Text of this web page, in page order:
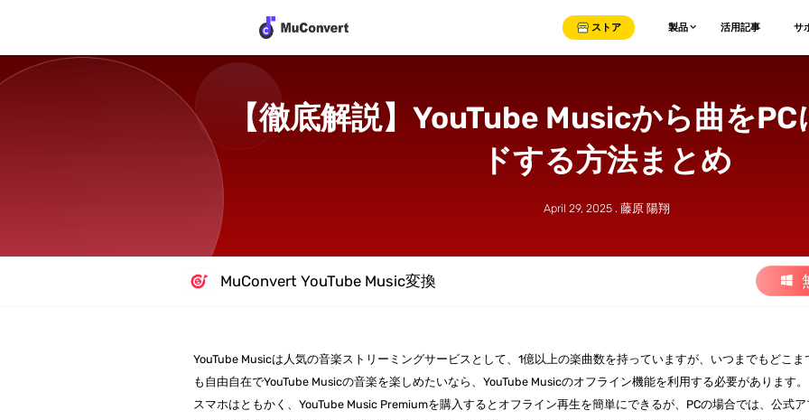
ストア 製品 活用記事 サ
【徹底解説】YouTube Musicから曲を
ドする方法まとめ
April 29, 2025 . 藤原 陽翔
MuConvert YouTube Music変換
YouTube Musicは人気の音楽ストリーミングサービスとして、1億以上の楽曲数を持っていますが、いつまでもどこま
も自由自在でYouTube Musicの音楽を楽しめたいなら、YouTube Musicのオフライン機能を利用する必要があります。
スマホはともかく、YouTube Music Premiumを購入するとオフライン再生を簡単にできるが、PCの場合では、公式ア